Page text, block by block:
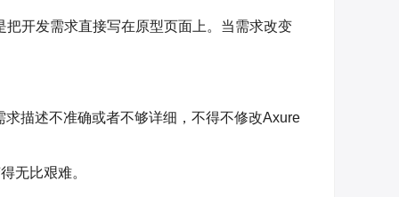
开发需求直接写在原型页面上。当需求改变
描述不准确或者不够详细，不得不修改Axure
无比艰难。